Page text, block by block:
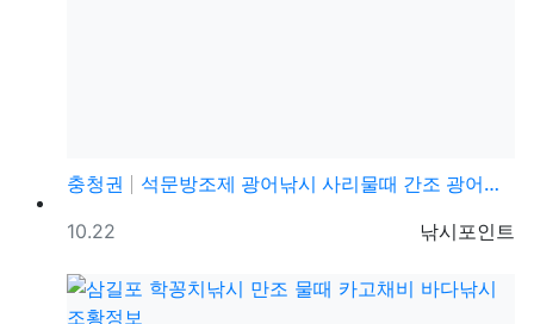
충청권
석문방조제 광어낚시 사리물때 간조 광어루어낚시 조황정보
등록자
낚시포인트
등록일
10.22